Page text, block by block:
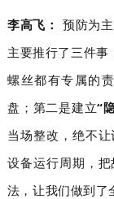
李高飞： 预防为
主要推行了三件事
螺丝都有专属的
盘；第二是建立“
当场整改，绝不
设备运行周期，
法，让我们做到了